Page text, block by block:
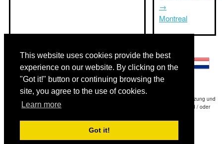
This website uses cookies provide the best
experience on our website. By clicking on the
"Got it!" button or continuing browsing the
site, you agree to the use of cookies.
Learn more
Got it!
→
Montreal
Haftungsausschluss: Die Informationen auf dieser Website ist unsere beste Schätzung und
für nur Ihre Referenz.Triptimeto.com haftet nicht für jede Reise Verzögerung und / oder